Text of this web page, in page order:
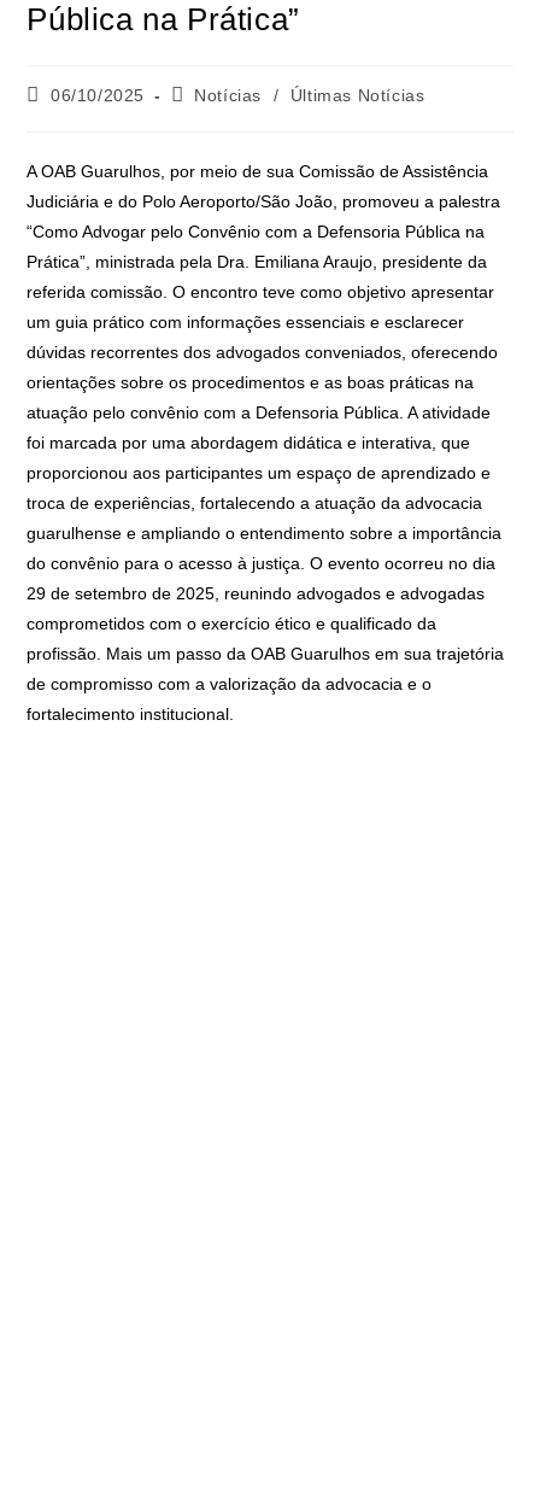
Pública na Prática”
06/10/2025 Notícias / Últimas Notícias
A OAB Guarulhos, por meio de sua Comissão de Assistência
Judiciária e do Polo Aeroporto/São João, promoveu a palestra
“Como Advogar pelo Convênio com a Defensoria Pública na
Prática”, ministrada pela Dra. Emiliana Araujo, presidente da
referida comissão. O encontro teve como objetivo apresentar
um guia prático com informações essenciais e esclarecer
dúvidas recorrentes dos advogados conveniados, oferecendo
orientações sobre os procedimentos e as boas práticas na
atuação pelo convênio com a Defensoria Pública. A atividade
foi marcada por uma abordagem didática e interativa, que
proporcionou aos participantes um espaço de aprendizado e
troca de experiências, fortalecendo a atuação da advocacia
guarulhense e ampliando o entendimento sobre a importância
do convênio para o acesso à justiça. O evento ocorreu no dia
29 de setembro de 2025, reunindo advogados e advogadas
comprometidos com o exercício ético e qualificado da
profissão. Mais um passo da OAB Guarulhos em sua trajetória
de compromisso com a valorização da advocacia e o
fortalecimento institucional.